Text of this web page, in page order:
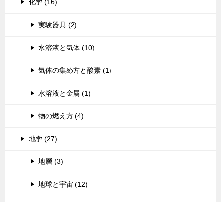
化学 (16)
実験器具 (2)
水溶液と気体 (10)
気体の集め方と酸素 (1)
水溶液と金属 (1)
物の燃え方 (4)
地学 (27)
地層 (3)
地球と宇宙 (12)